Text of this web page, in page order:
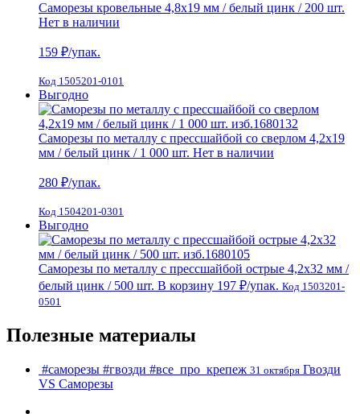
Саморезы кровельные 4,8х19 мм / белый цинк / 200 шт.
Нет в наличии
159 ₽/упак.
Код 1505201-0101
Выгодно
Саморезы по металлу с прессшайбой со сверлом 4,2х19
мм / белый цинк / 1 000 шт. Нет в наличии
280 ₽/упак.
Код 1504201-0301
Выгодно
Саморезы по металлу с прессшайбой острые 4,2х32 мм /
белый цинк / 500 шт. В корзину 197 ₽/упак. Код 1503201-
0501
Полезные материалы
#саморезы #гвозди #все_про_крепеж 31 октября Гвозди
VS Cаморезы